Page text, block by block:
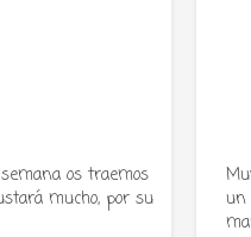
os traemos
mucho, por su
un